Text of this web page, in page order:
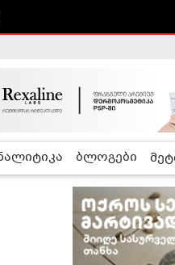
ბლოგები